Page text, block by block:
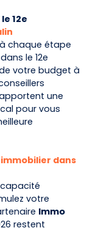
12e
chaque étape
le 12e
votre budget à
une
pour vous
dans
votre
Immo
restent